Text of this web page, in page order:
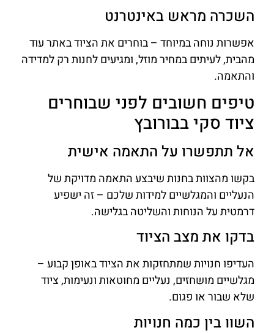
השכרה מראש באינטרנט
אפשרות נוחה במיוחד – בוחרים את הציוד באתר עוד
מהבית, לעיתים במחיר מוזל, ומגיעים לחנות רק למדידה
והתאמה.
טיפים חשובים לפני שבוחרים
ציוד סקי בבורובץ
אל תתפשרו על התאמה אישית
בקשו מהצוות בחנות שיבצע התאמה מדויקת של
הנעליים והמגלשיים למידות שלכם – זה ישפיע
דרמטית על הנוחות והשליטה בגלישה.
בדקו את מצב הציוד
העדיפו חנויות שמתחזקות את הציוד באופן קבוע –
מגלשיים מושחזים, נעליים מחוטאות ונעימות, ציוד
שלא שבור או פגום.
השוו בין כמה חנויות